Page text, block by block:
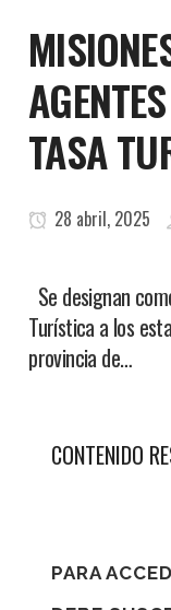
TASA
28 abril, 2025
Se designan
Turística a los
provincia de…
CONTENIDO
PARA